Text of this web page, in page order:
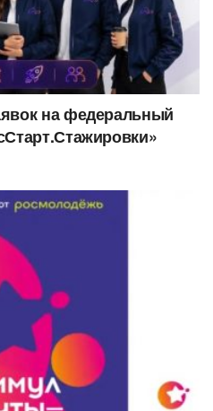
на федеральный